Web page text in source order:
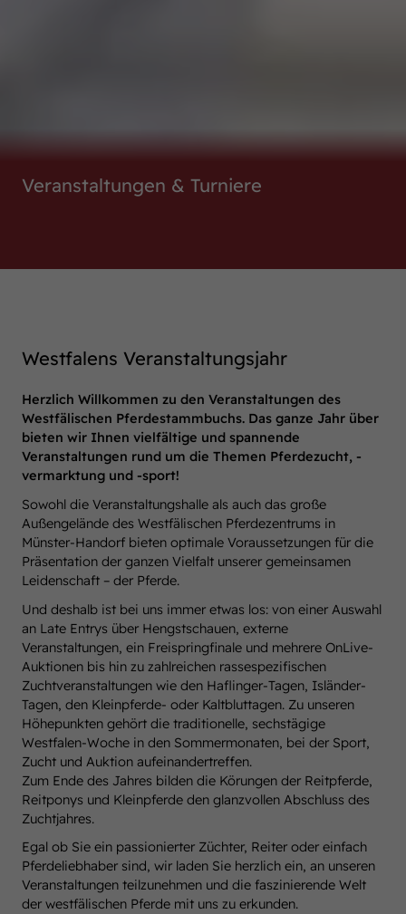
Veranstaltungen & Turniere
Westfalens Veranstaltungsjahr
Herzlich Willkommen zu den Veranstaltungen des
Westfälischen Pferdestammbuchs. Das ganze Jahr über
bieten wir Ihnen vielfältige und spannende
Veranstaltungen rund um die Themen Pferdezucht, -
vermarktung und -sport!
Sowohl die Veranstaltungshalle als auch das große
Außengelände des Westfälischen Pferdezentrums in
Münster-Handorf bieten optimale Voraussetzungen für die
Präsentation der ganzen Vielfalt unserer gemeinsamen
Leidenschaft – der Pferde.
Und deshalb ist bei uns immer etwas los: von einer Auswahl
an Late Entrys über Hengstschauen, externe
Veranstaltungen, ein Freispringfinale und mehrere OnLive-
Auktionen bis hin zu zahlreichen rassespezifischen
Zuchtveranstaltungen wie den Haflinger-Tagen, Isländer-
Tagen, den Kleinpferde- oder Kaltbluttagen. Zu unseren
Höhepunkten gehört die traditionelle, sechstägige
Westfalen-Woche in den Sommermonaten, bei der Sport,
Zucht und Auktion aufeinandertreffen.
Zum Ende des Jahres bilden die Körungen der Reitpferde,
Reitponys und Kleinpferde den glanzvollen Abschluss des
Zuchtjahres.
Egal ob Sie ein passionierter Züchter, Reiter oder einfach
Pferdeliebhaber sind, wir laden Sie herzlich ein, an unseren
Veranstaltungen teilzunehmen und die faszinierende Welt
der westfälischen Pferde mit uns zu erkunden.